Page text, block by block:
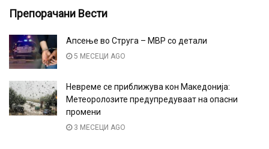
Препорачани Вести
Апсење во Струга – МВР со детали
5 МЕСЕЦИ AGO
Невреме се приближува кон Македонија:
Метеоролозите предупредуваат на опасни
промени
3 МЕСЕЦИ AGO